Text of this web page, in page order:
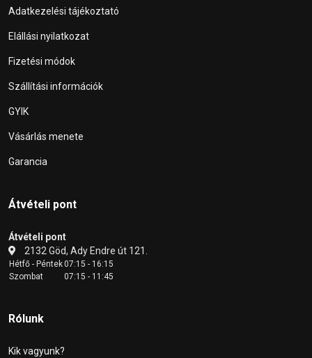
Adatkezelési tájékoztató
Elállási nyilatkozat
Fizetési módok
Szállítási információk
GYIK
Vásárlás menete
Garancia
Átvételi pont
Átvételi pont
2132 Göd, Ady Endre út 121.
Hétfő - Péntek07:15 - 16:15
Szombat
07:15 - 11:45
Rólunk
Kik vagyunk?